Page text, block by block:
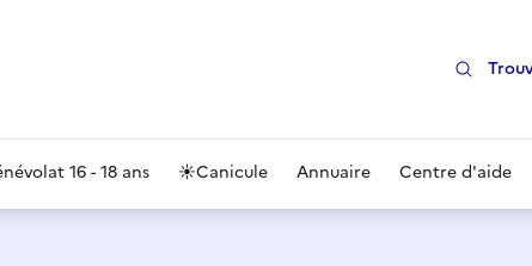
16 - 18 ans ☀️Canicule Annuaire Centre d'aide